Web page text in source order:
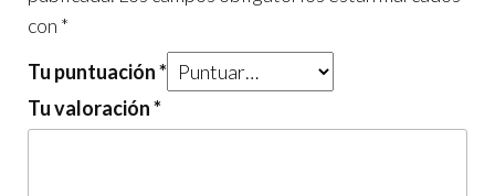
con *
Tu puntuación*
Tu valoración*